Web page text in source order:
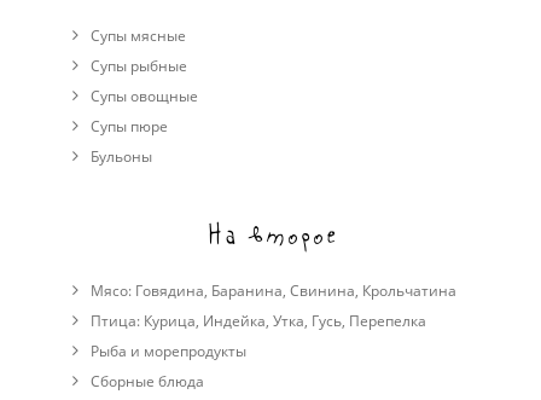
Супы мясные
Супы рыбные
Супы овощные
Cупы пюре
Бульоны
На второе
Мясо: Говядина, Баранина, Свинина, Крольчатина
Птица: Курица, Индейка, Утка, Гусь, Перепелка
Рыба и морепродукты
Сборные блюда